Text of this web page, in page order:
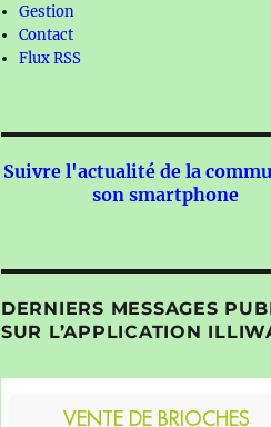
Gestion
Contact
Flux RSS
Suivre l'actualité de la
son smartphone
DERNIERS MESSAGES
SUR L’APPLICATION